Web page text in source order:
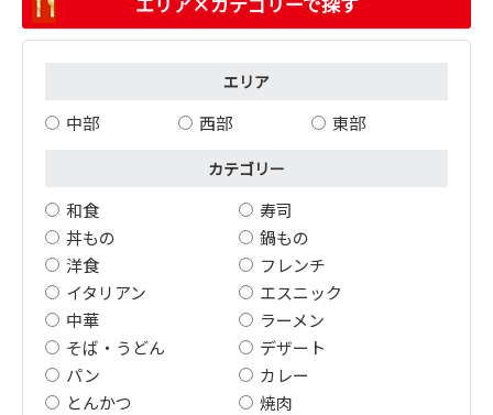
エリア
中部 西部 東部
カテゴリー
和食
寿司
丼もの
鍋もの
洋食
フレンチ
イタリアン
エスニック
中華
ラーメン
そば・うどん
デザート
パン
カレー
とんかつ
焼肉